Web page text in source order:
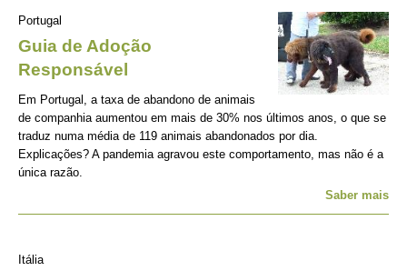
Portugal
Guia de Adoção
Responsável
Em Portugal, a taxa de abandono de animais
de companhia aumentou em mais de 30% nos últimos anos, o que se
traduz numa média de 119 animais abandonados por dia.
Explicações? A pandemia agravou este comportamento, mas não é a
única razão.
Saber mais
Itália